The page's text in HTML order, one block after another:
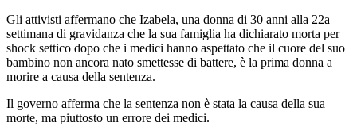
Gli attivisti affermano che Izabela, una donna di 30 anni alla 22a
settimana di gravidanza che la sua famiglia ha dichiarato morta per
shock settico dopo che i medici hanno aspettato che il cuore del suo
bambino non ancora nato smettesse di battere, è la prima donna a
morire a causa della sentenza.
Il governo afferma che la sentenza non è stata la causa della sua
morte, ma piuttosto un errore dei medici.